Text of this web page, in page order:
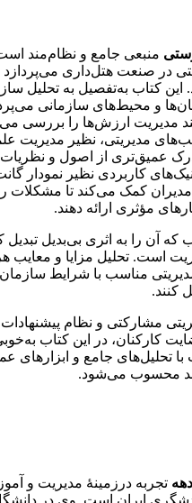
منبعی جامع و نظام‌مند
در صنعت هتل‌داری
کتاب به‌تفصیل به تحلیل
و محیط‌های سازمانی
مدیریت ارزش‌ها را بررسی
مدیریتی، نظیر مدیریت
درک عمیق‌تری از اصول و نظریات
کاربردی نظیر نمودار
کمک می‌کند تا مشکلات
مؤثری ارائه دهند.
که آن را به اثری بی‌بدیل
است. تحلیل مزایا و معایب
مناسب با شرایط سازمان
کنند.
مشارکتی و نظام
کارکنان، در این کتاب
تحلیل‌های جامع و ابزارهای
محسوب می‌شود.
تجربه درزمینۀ مدیریت و